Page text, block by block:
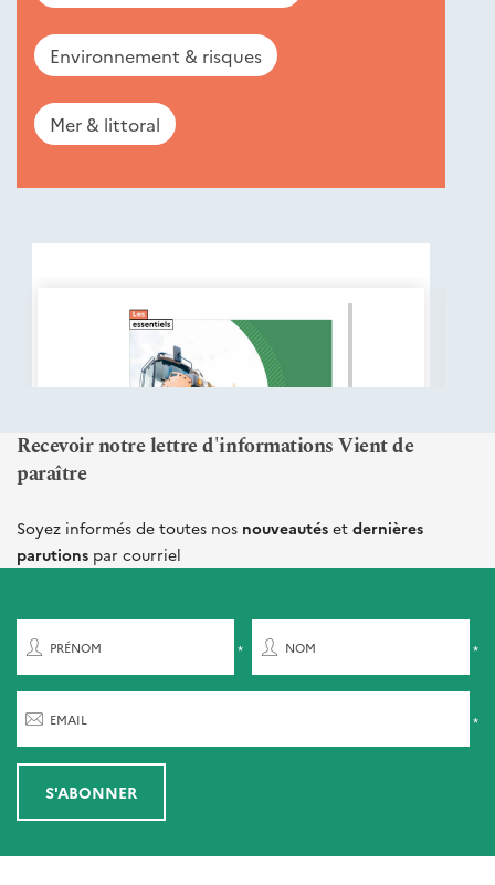
Environnement & risques
Mer & littoral
Nouveautés
Recevoir notre lettre d'informations Vient de
paraître
Soyez informés de toutes nos nouveautés et dernières
parutions par courriel
PRÉNOM NOM
EMAIL
S'ABONNER